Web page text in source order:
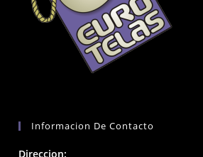
Informacion De Contacto
Direccion: